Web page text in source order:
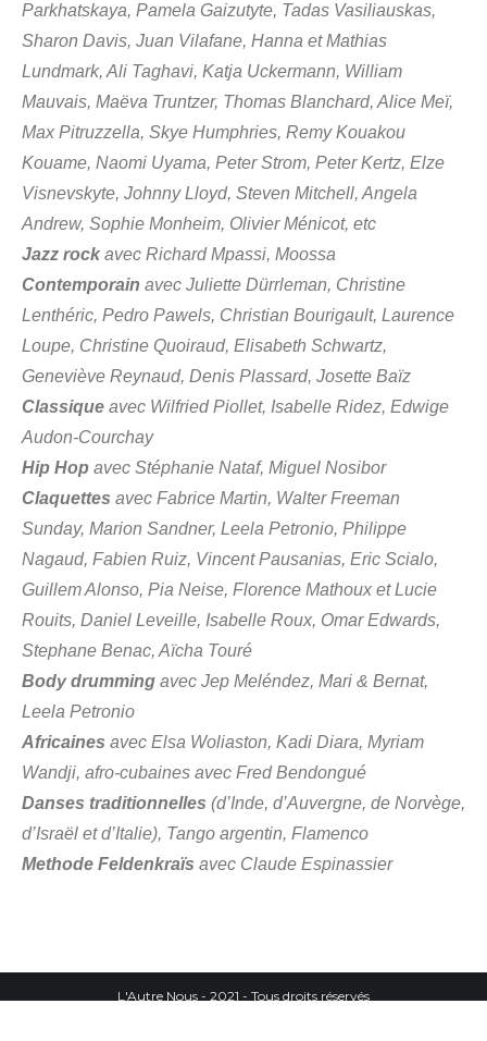
Parkhatskaya, Pamela Gaizutyte, Tadas Vasiliauskas,
Sharon Davis, Juan Vilafane, Hanna et Mathias
Lundmark, Ali Taghavi, Katja Uckermann, William
Mauvais, Maëva Truntzer, Thomas Blanchard, Alice Meï,
Max Pitruzzella, Skye Humphries, Remy Kouakou
Kouame, Naomi Uyama, Peter Strom, Peter Kertz, Elze
Visnevskyte, Johnny Lloyd, Steven Mitchell, Angela
Andrew, Sophie Monheim, Olivier Ménicot, etc
Jazz rock avec Richard Mpassi, Moossa
Contemporain avec Juliette Dürrleman, Christine
Lenthéric, Pedro Pawels, Christian Bourigault, Laurence
Loupe, Christine Quoiraud, Elisabeth Schwartz,
Geneviève Reynaud, Denis Plassard, Josette Baïz
Classique avec Wilfried Piollet, Isabelle Ridez, Edwige
Audon-Courchay
Hip Hop avec Stéphanie Nataf, Miguel Nosibor
Claquettes avec Fabrice Martin, Walter Freeman
Sunday, Marion Sandner, Leela Petronio, Philippe
Nagaud, Fabien Ruiz, Vincent Pausanias, Eric Scialo,
Guillem Alonso, Pia Neise, Florence Mathoux et Lucie
Rouits, Daniel Leveille, Isabelle Roux, Omar Edwards,
Stephane Benac, Aïcha Touré
Body drumming avec Jep Meléndez, Mari & Bernat,
Leela Petronio
Africaines avec Elsa Woliaston, Kadi Diara, Myriam
Wandji, afro-cubaines avec Fred Bendongué
Danses traditionnelles (d’Inde, d’Auvergne, de Norvège,
d’Israël et d’Italie), Tango argentin, Flamenco
Methode Feldenkraïs avec Claude Espinassier
L'Autre Nous - 2021 - Tous droits réservés